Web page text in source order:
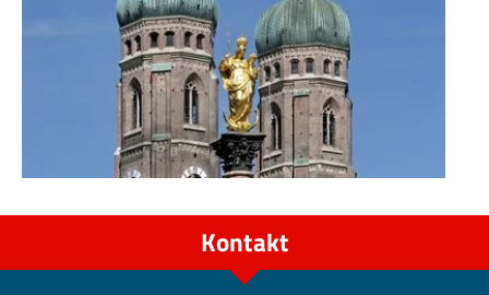
Kontakt